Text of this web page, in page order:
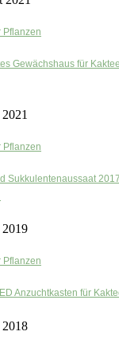
Pflanzen
Gewächshaus für
Pflanzen
Sukkulentenaussaat
2019
Pflanzen
Anzuchtkasten für
2018